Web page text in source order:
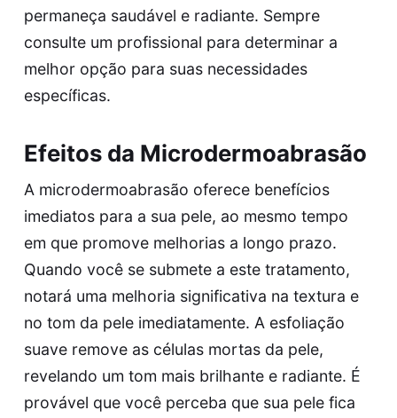
permaneça saudável e radiante. Sempre
consulte um profissional para determinar a
melhor opção para suas necessidades
específicas.
Efeitos da Microdermoabrasão
A microdermoabrasão oferece benefícios
imediatos para a sua pele, ao mesmo tempo
em que promove melhorias a longo prazo.
Quando você se submete a este tratamento,
notará uma melhoria significativa na textura e
no tom da pele imediatamente. A esfoliação
suave remove as células mortas da pele,
revelando um tom mais brilhante e radiante. É
provável que você perceba que sua pele fica